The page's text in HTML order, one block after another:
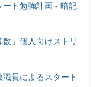
ート勉強計画 - 暗記
」個人向けストリ
員によるスタート